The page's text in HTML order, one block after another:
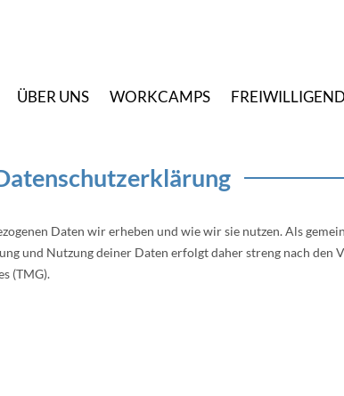
ÜBER UNS WORKCAMPS F
Daten wir erheben und wie wir sie nutzen. Als
und Nutzung deiner Daten erfolgt daher streng nach den
(TMG).